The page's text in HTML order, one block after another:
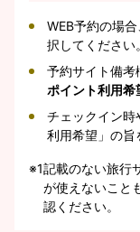
WEB予約の場
択してください。
予約サイト備考
ポイント利用希
チェックイン時
利用希望」の旨
※1記載のない旅行
が使えないこと
認ください。